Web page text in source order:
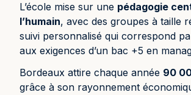
L’école mise sur une pédagogie
l’humain, avec des groupes à taille
suivi personnalisé qui correspond
aux exigences d’un bac +5 en
Bordeaux attire chaque année 90
grâce à son rayonnement